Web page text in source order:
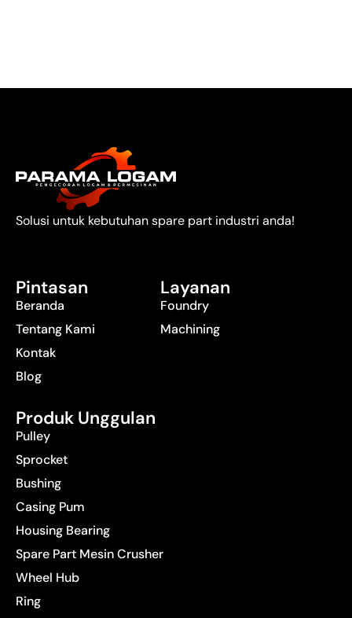
Solusi untuk kebutuhan spare part industri anda!
Pintasan
Beranda
Tentang Kami
Kontak
Blog
Layanan
Foundry
Machining
Produk Unggulan
Pulley
Sprocket
Bushing
Casing Pum
Housing Bearing
Spare Part Mesin Crusher
Wheel Hub
Ring